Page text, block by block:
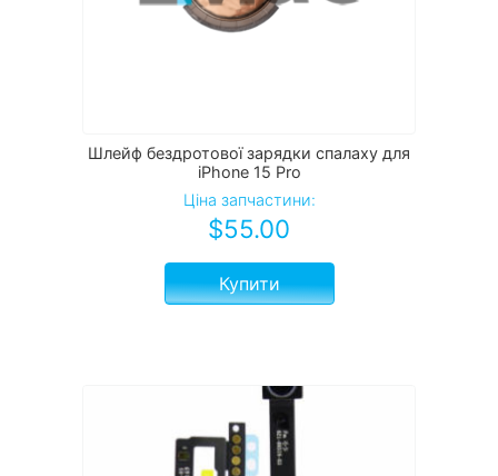
Шлейф бездротової зарядки спалаху для
iPhone 15 Pro
Ціна запчастини:
$55.00
Купити